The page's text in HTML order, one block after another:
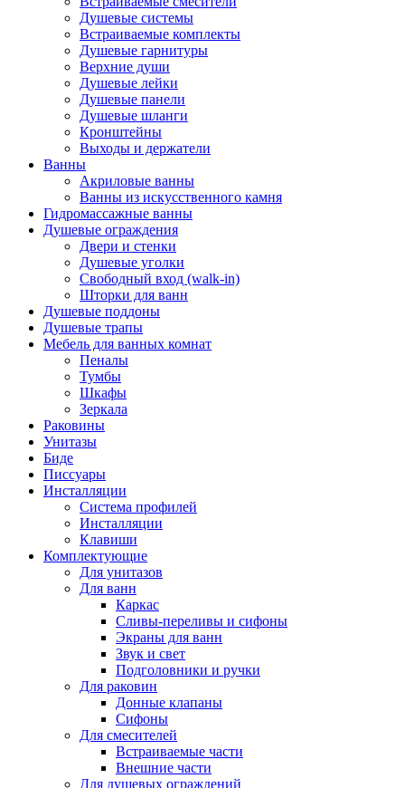
Душевые системы
Встраиваемые комплекты
Душевые гарнитуры
Верхние души
Душевые лейки
Душевые панели
Душевые шланги
Кронштейны
Выходы и держатели
Ванны
Акриловые ванны
Ванны из искусственного камня
Гидромассажные ванны
Душевые ограждения
Двери и стенки
Душевые уголки
Свободный вход (walk-in)
Шторки для ванн
Душевые поддоны
Душевые трапы
Мебель для ванных комнат
Пеналы
Тумбы
Шкафы
Зеркала
Раковины
Унитазы
Биде
Писсуары
Инсталляции
Система профилей
Инсталляции
Клавиши
Комплектующие
Для унитазов
Для ванн
Каркас
Сливы-переливы и сифоны
Экраны для ванн
Звук и свет
Подголовники и ручки
Для раковин
Донные клапаны
Сифоны
Для смесителей
Встраиваемые части
Внешние части
Для душевых ограждений